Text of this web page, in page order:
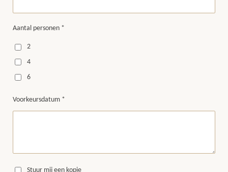
Aantal personen *
2
4
6
Voorkeursdatum *
Stuur mij een kopie